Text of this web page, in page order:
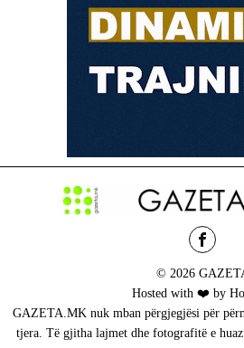
© 2026
Hosted with ❤️ by
GAZETA.MK nuk mban përgjegjësi për
tjera. Të gjitha lajmet dhe fotografitë e